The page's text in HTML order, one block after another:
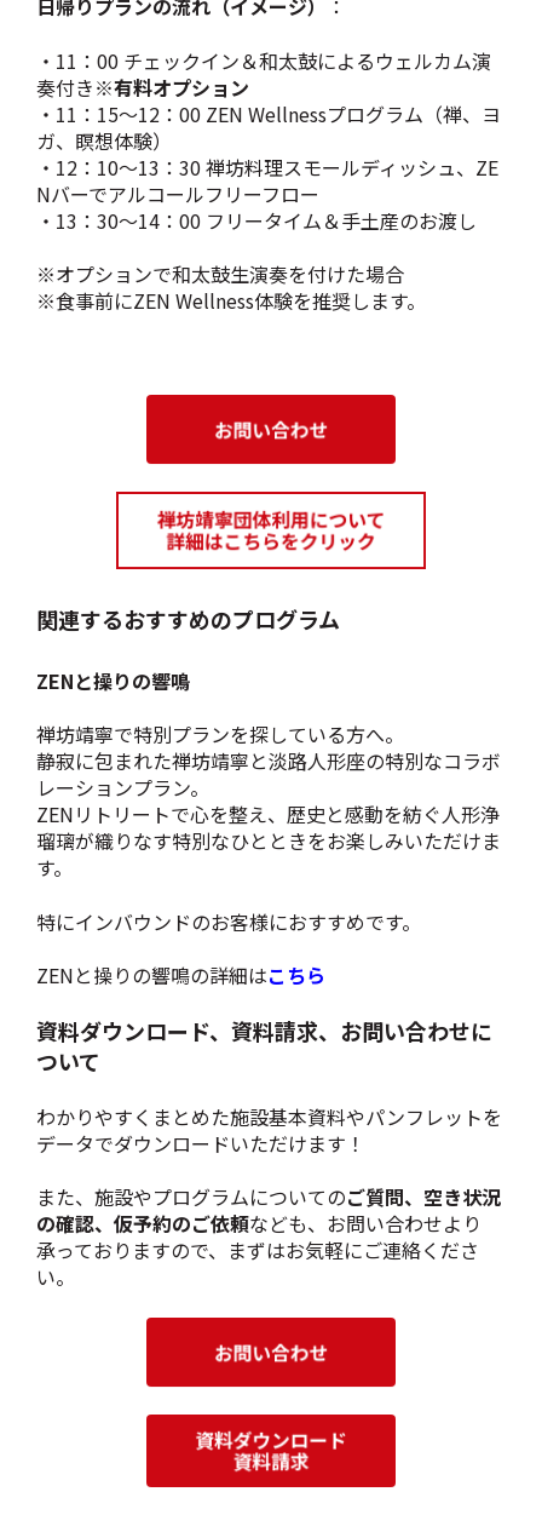
日帰りプランの流れ（イメージ）
：
・11：00 チェックイン＆和太鼓によるウェルカム演
奏付き※有料オプション
・11：15～12：00 ZEN Wellnessプログラム（禅、ヨ
ガ、瞑想体験）
・12：10～13：30 禅坊料理スモールディッシュ、ZE
Nバーでアルコールフリーフロー
・13：30～14：00 フリータイム＆手土産のお渡し
※オプションで和太鼓生演奏を付けた場合
※食事前にZEN Wellness体験を推奨します。
関連するおすすめのプログラム
ZENと操りの響鳴
禅坊靖寧で特別プランを探している方へ。
静寂に包まれた禅坊靖寧と淡路人形座の特別なコラボ
レーションプラン。
ZENリトリートで心を整え、歴史と感動を紡ぐ人形浄
瑠璃が織りなす特別なひとときをお楽しみいただけま
す。
特にインバウンドのお客様におすすめです。
ZENと操りの響鳴の詳細はこちら
資料ダウンロード、資料請求、お問い合わせに
ついて
わかりやすくまとめた施設基本資料やパンフレットを
データでダウンロードいただけます！
また、施設やプログラムについてのご質問、空き状況
の確認、仮予約のご依頼なども、お問い合わせより
承っておりますので、まずはお気軽にご連絡くださ
い。